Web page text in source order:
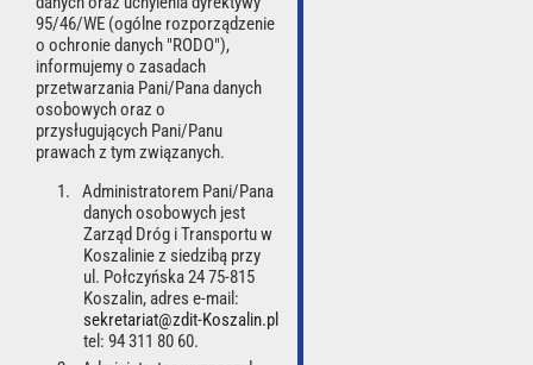
Wyszukaj wezwanie
Numer wezwania: *
95/46/WE (ogólne rozporządzenie
o ochronie danych "RODO"),
informujemy o zasadach
przetwarzania Pani/Pana danych
osobowych oraz o
przysługujących Pani/Panu
prawach z tym związanych.
Administratorem Pani/Pana
danych osobowych jest
Zarząd Dróg i Transportu w
Koszalinie z siedzibą przy
ul. Połczyńska 24 75-815
Koszalin, adres e-mail:
sekretariat@zdit-Koszalin.pl
tel: 94 311 80 60.